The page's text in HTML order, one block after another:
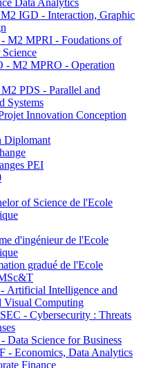
Data Analytics
IGD - Interaction, Graphic
M2 MPRI - Foudations of
- M2 MPRO - Operation
PDS - Parallel and
Systems
Innovation Conception
Diplomant
PEI
of Science de l'Ecole
d'ingénieur de l'Ecole
gradué de l'Ecole
Artificial Intelligence and
Visual Computing
- Cybersecurity : Threats
Data Science for Business
- Economics, Data Analytics
Finance